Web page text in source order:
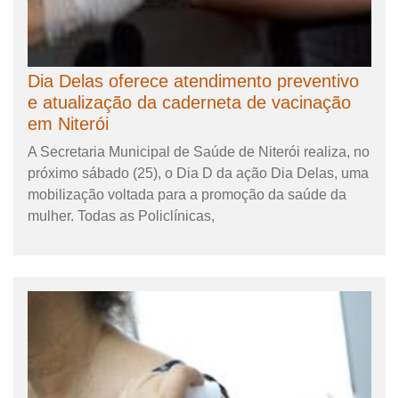
Dia Delas oferece atendimento preventivo
e atualização da caderneta de vacinação
em Niterói
A Secretaria Municipal de Saúde de Niterói realiza, no
próximo sábado (25), o Dia D da ação Dia Delas, uma
mobilização voltada para a promoção da saúde da
mulher. Todas as Policlínicas,